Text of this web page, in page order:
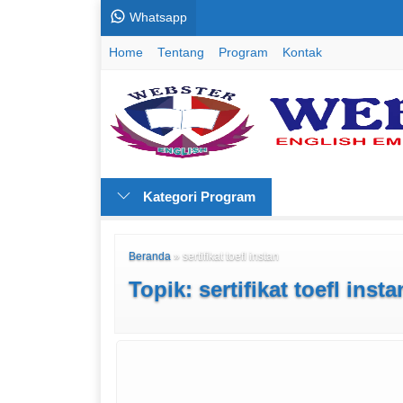
Whatsapp
Home Tentang Program Kontak
Kategori Program
Beranda » sertifikat toefl instan
Topik: sertifikat toefl